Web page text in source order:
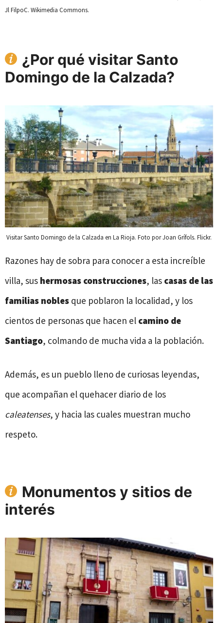
Jl FilpoC. Wikimedia Commons.
¿Por qué visitar Santo
Domingo de la Calzada?
Visitar Santo Domingo de la Calzada en La Rioja. Foto por Joan Grífols. Flickr.
Razones hay de sobra para conocer a esta increíble
villa, sus hermosas construcciones, las casas de las
familias nobles que poblaron la localidad, y los
cientos de personas que hacen el camino de
Santiago, colmando de mucha vida a la población.
Además, es un pueblo lleno de curiosas leyendas,
que acompañan el quehacer diario de los
caleatenses, y hacia las cuales muestran mucho
respeto.
Monumentos y sitios de
interés